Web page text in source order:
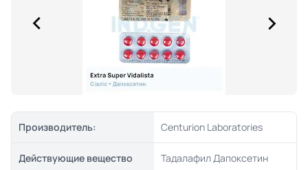
Производитель: Centurion Laboratories
Действующие вещество Тадалафил Дапоксетин